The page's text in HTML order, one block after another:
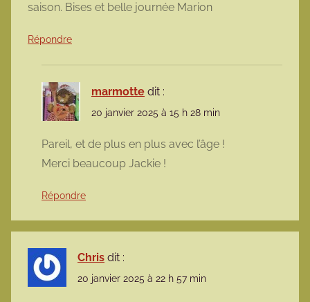
saison. Bises et belle journée Marion
Répondre
marmotte dit :
20 janvier 2025 à 15 h 28 min
Pareil, et de plus en plus avec l’âge !
Merci beaucoup Jackie !
Répondre
Chris dit :
20 janvier 2025 à 22 h 57 min